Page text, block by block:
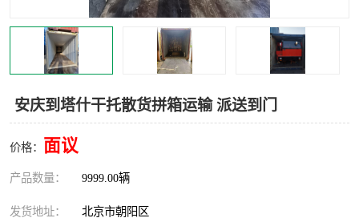
安庆到塔什干托散货拼箱运输 派送到门
价格： 面议
产品数量： 9999.00辆
发货地址： 北京市朝阳区